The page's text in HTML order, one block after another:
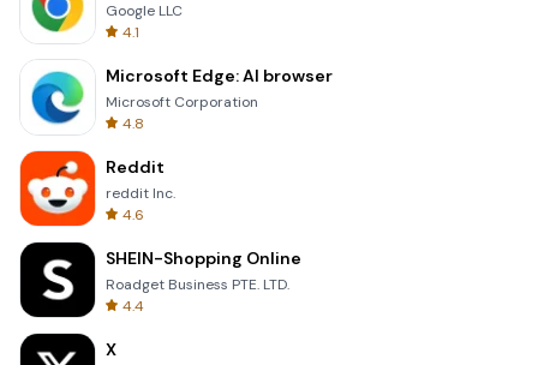
Google LLC
4.1
Microsoft Edge: AI browser
Microsoft Corporation
4.8
Reddit
reddit Inc.
4.6
SHEIN-Shopping Online
Roadget Business PTE. LTD.
4.4
X